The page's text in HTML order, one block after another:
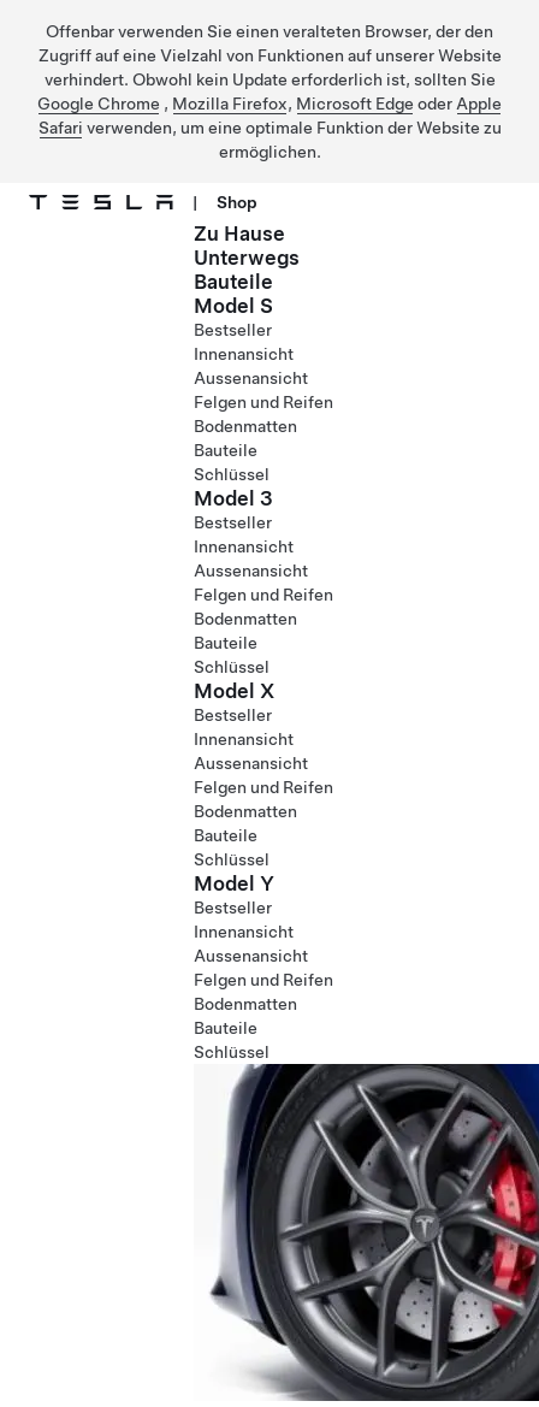
Offenbar verwenden Sie einen veralteten Browser, der den
Zugriff auf eine Vielzahl von Funktionen auf unserer Website
verhindert. Obwohl kein Update erforderlich ist, sollten Sie
Google Chrome , Mozilla Firefox, Microsoft Edge oder Apple
Safari verwenden, um eine optimale Funktion der Website zu
ermöglichen.
| Shop
Zu Hause
Unterwegs
Bauteile
Model S
Bestseller
Innenansicht
Aussenansicht
Felgen und Reifen
Bodenmatten
Bauteile
Schlüssel
Model 3
Bestseller
Innenansicht
Aussenansicht
Felgen und Reifen
Bodenmatten
Bauteile
Schlüssel
Model X
Bestseller
Innenansicht
Aussenansicht
Felgen und Reifen
Bodenmatten
Bauteile
Schlüssel
Model Y
Bestseller
Innenansicht
Aussenansicht
Felgen und Reifen
Bodenmatten
Bauteile
Schlüssel